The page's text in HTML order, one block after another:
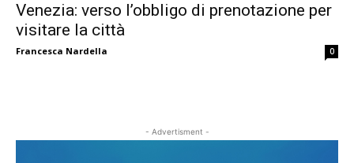
Venezia: verso l’obbligo di prenotazione per
visitare la città
Francesca Nardella 0
- Advertisment -